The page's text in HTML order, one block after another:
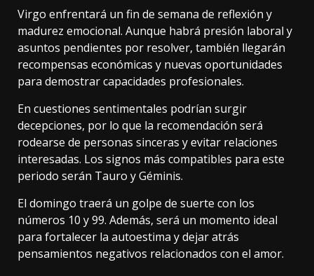
Virgo enfrentará un fin de semana de reflexión y
madurez emocional. Aunque habrá presión laboral y
asuntos pendientes por resolver, también llegarán
recompensas económicas y nuevas oportunidades
para demostrar capacidades profesionales.
En cuestiones sentimentales podrían surgir
decepciones, por lo que la recomendación será
rodearse de personas sinceras y evitar relaciones
interesadas. Los signos más compatibles para este
periodo serán Tauro y Géminis.
El domingo traerá un golpe de suerte con los
números 10 y 99. Además, será un momento ideal
para fortalecer la autoestima y dejar atrás
pensamientos negativos relacionados con el amor.